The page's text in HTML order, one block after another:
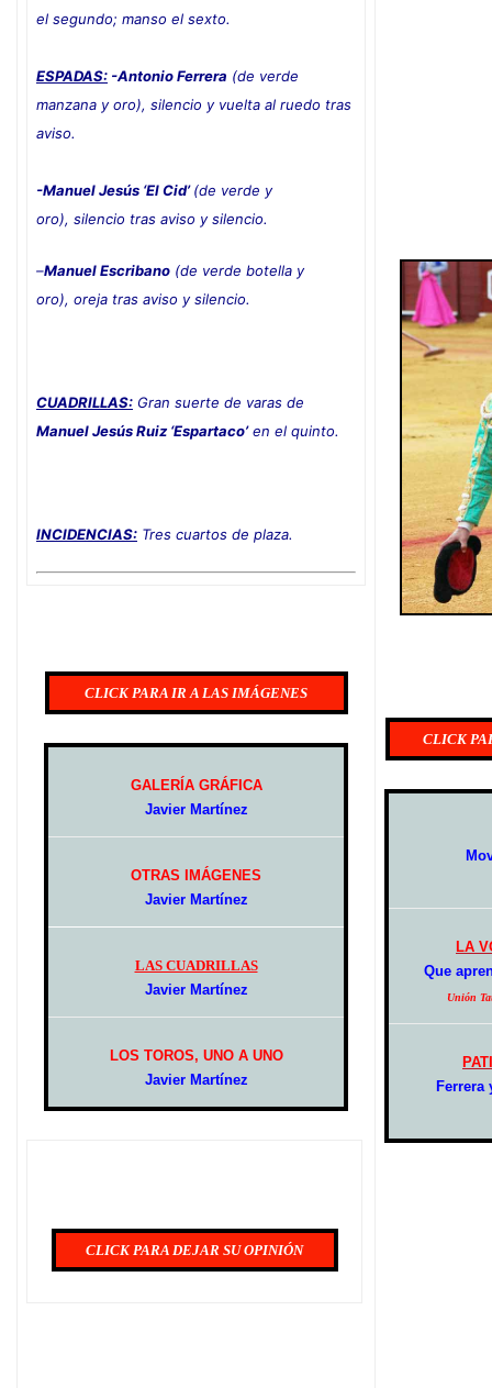
el segundo; manso el sexto.
ESPADAS: -Antonio Ferrera (de verde
manzana y oro), silencio y vuelta al ruedo tras
aviso.
-Manuel Jesús ‘El Cid’(de verde y
oro), silencio tras aviso y silencio.
–Manuel Escribano (de verde botella y
oro), oreja tras aviso y silencio.
CUADRILLAS: Gran suerte de varas de
Manuel Jesús Ruiz ‘Espartaco’en el quinto.
INCIDENCIAS: Tres cuartos de plaza.
CLICK PARA IR A LAS IMÁGENES
GALERÍA GRÁFICA
Javier Martínez
OTRAS IMÁGENES
Javier Martínez
LAS CUADRILLAS
Javier Martínez
LOS TOROS, UNO A UNO
Javier Martínez
CLICK PARA DEJAR SU OPINIÓN
CLICK
LA
Que
Unión
Ferrera